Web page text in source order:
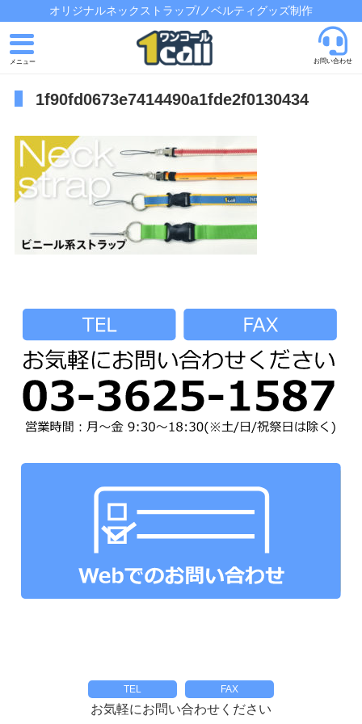
オリジナルネックストラップ/ノベルティグッズ制作
お問い合わせ
トップページ
発注の流れ
制作実績
よくあるご質問
お問い合わせ
ネックストラップ
パーツ&パッケージ
1f90fd0673e7414490a1fde2f0130434
TEL FAX
お気軽にお問い合わせください